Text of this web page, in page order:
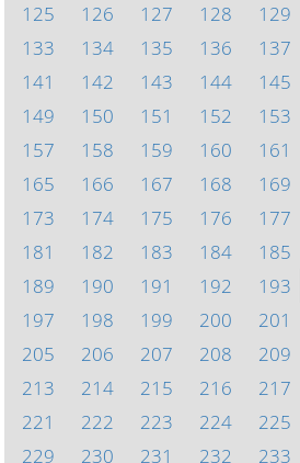
125
126 127 128 129
133
134 135 136 137
141
142 143 144 145
149
150 151 152 153
157
158 159 160 161
165
166 167 168 169
173
174 175 176 177
181
182 183 184 185
189
190 191 192 193
197
198 199 200 201
205
206 207 208 209
213
214 215 216 217
221
222 223 224 225
229
230 231 232 233